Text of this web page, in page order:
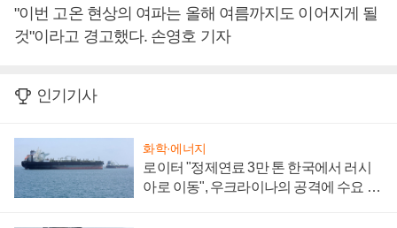
"이번 고온 현상의 여파는 올해 여름까지도 이어지게 될
것"이라고 경고했다. 손영호 기자
인기기사
화학·에너지
로이터 "정제연료 3만 톤 한국에서 러시
아로 이동", 우크라이나의 공격에 수요 늘